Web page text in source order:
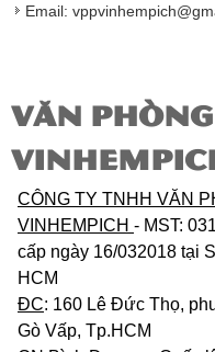
Email:
VĂN
CÔNG TY TNHH VĂN
VINHEMPICH - MST:
cấp ngày 16/032018 tại
HCM
ĐC: 160 Lê Đức Thọ,
Gò Vấp, Tp.HCM